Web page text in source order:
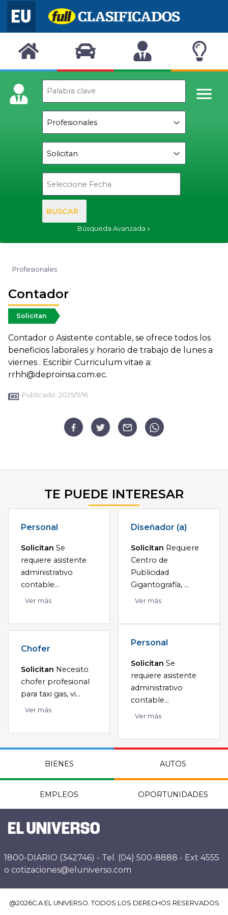
BUSCAR
Búsqueda Avanzada
Profesionales
Contador
Solicitan
Contador o Asistente contable, se ofrece todos los
beneficios laborales y horario de trabajo de lunes a
viernes . Escribir Curriculum vitae a:
rrhh@deproinsa.com.ec.
Publicado: 2025/11/16
TE PUEDE INTERESAR
Personal
Solicitan Se
requiere asistente
administrativo
contable...
Ver más
Diseñador (a)
Solicitan Requiere
Centro de
Publicidad
Gigantografía, ...
Ver más
Chofer
Solicitan Necesito
chofer profesional
para taxi gas, vi...
Ver más
Personal
Solicitan Se
requiere asistente
administrativo
contable...
Ver más
BIENES AUTOS
EMPLEOS OPORTUNIDADES
1800-DIARIO (342746) - Tel. (04) 500-8888 - Ext 4555
o cotizaciones@eluniverso.com
@2026C.A EL UNIVERSO. TODOS LOS DERECHOS RESERVADOS